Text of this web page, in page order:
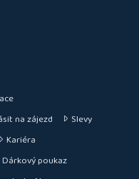
na zájezd
Slevy
Kariéra
Dárkový poukaz